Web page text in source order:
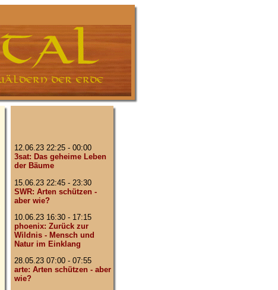
12.06.23 22:25 - 00:00
3sat: Das geheime Leben
der Bäume
15.06.23 22:45 - 23:30
SWR: Arten schützen -
aber wie?
10.06.23 16:30 - 17:15
phoenix: Zurück zur
Wildnis - Mensch und
Natur im Einklang
28.05.23 07:00 - 07:55
arte: Arten schützen - aber
wie?